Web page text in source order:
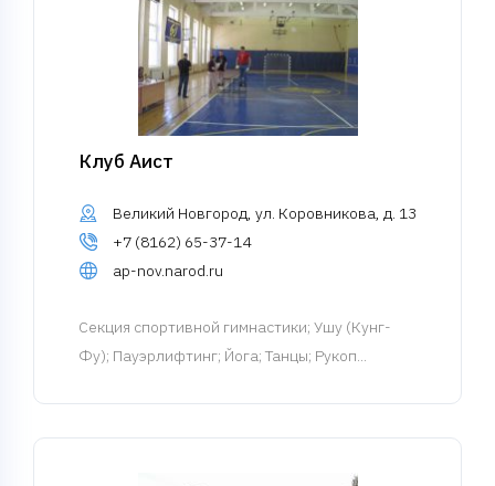
Клуб Аист
Великий Новгород, ул. Коровникова, д. 13
+7 (8162) 65-37-14
ap-nov.narod.ru
Cекция спортивной гимнастики; Ушу (Кунг-
Фу); Пауэрлифтинг; Йога; Танцы; Рукоп...